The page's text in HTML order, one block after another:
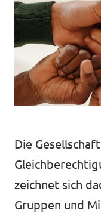
Presse
Volt
Mache bei uns
Volt vor Ort
Deine Spende
Jobs bei Volt
Die
zeichnet sich
Gruppen und